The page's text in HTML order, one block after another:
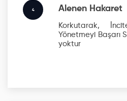
4 Alenen Hakaret
Korkutarak,
Yönetmeyi Başarı
yoktur